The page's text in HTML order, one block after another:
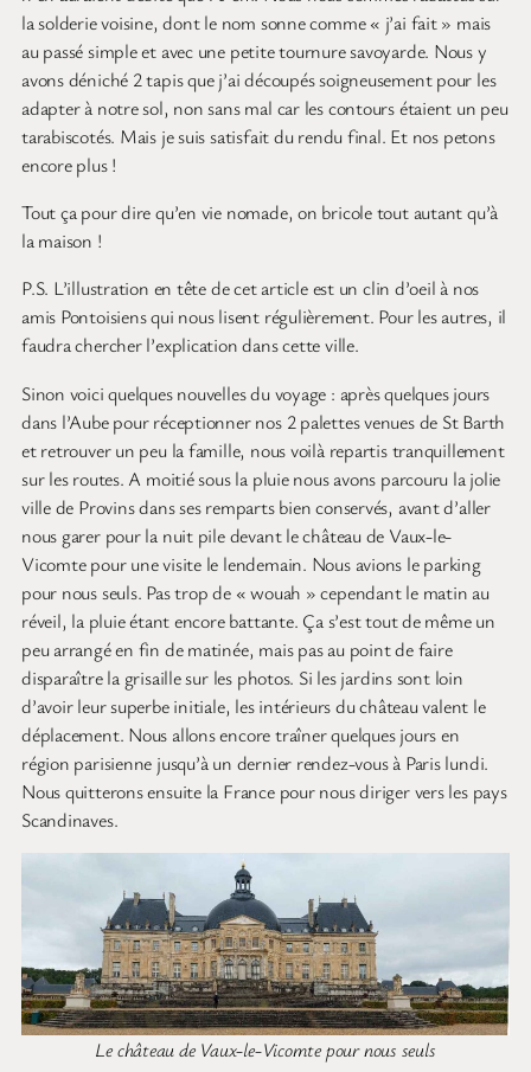
la solderie voisine, dont le nom sonne comme « j’ai fait » mais
au passé simple et avec une petite tournure savoyarde. Nous y
avons déniché 2 tapis que j’ai découpés soigneusement pour les
adapter à notre sol, non sans mal car les contours étaient un peu
tarabiscotés. Mais je suis satisfait du rendu final. Et nos petons
encore plus !
Tout ça pour dire qu’en vie nomade, on bricole tout autant qu’à
la maison !
P.S. L’illustration en tête de cet article est un clin d’oeil à nos
amis Pontoisiens qui nous lisent régulièrement. Pour les autres, il
faudra chercher l’explication dans cette ville.
Sinon voici quelques nouvelles du voyage : après quelques jours
dans l’Aube pour réceptionner nos 2 palettes venues de St Barth
et retrouver un peu la famille, nous voilà repartis tranquillement
sur les routes. A moitié sous la pluie nous avons parcouru la jolie
ville de Provins dans ses remparts bien conservés, avant d’aller
nous garer pour la nuit pile devant le château de Vaux-le-
Vicomte pour une visite le lendemain. Nous avions le parking
pour nous seuls. Pas trop de « wouah » cependant le matin au
réveil, la pluie étant encore battante. Ça s’est tout de même un
peu arrangé en fin de matinée, mais pas au point de faire
disparaître la grisaille sur les photos. Si les jardins sont loin
d’avoir leur superbe initiale, les intérieurs du château valent le
déplacement. Nous allons encore traîner quelques jours en
région parisienne jusqu’à un dernier rendez-vous à Paris lundi.
Nous quitterons ensuite la France pour nous diriger vers les pays
Scandinaves.
Le château de Vaux-le-Vicomte pour nous seuls